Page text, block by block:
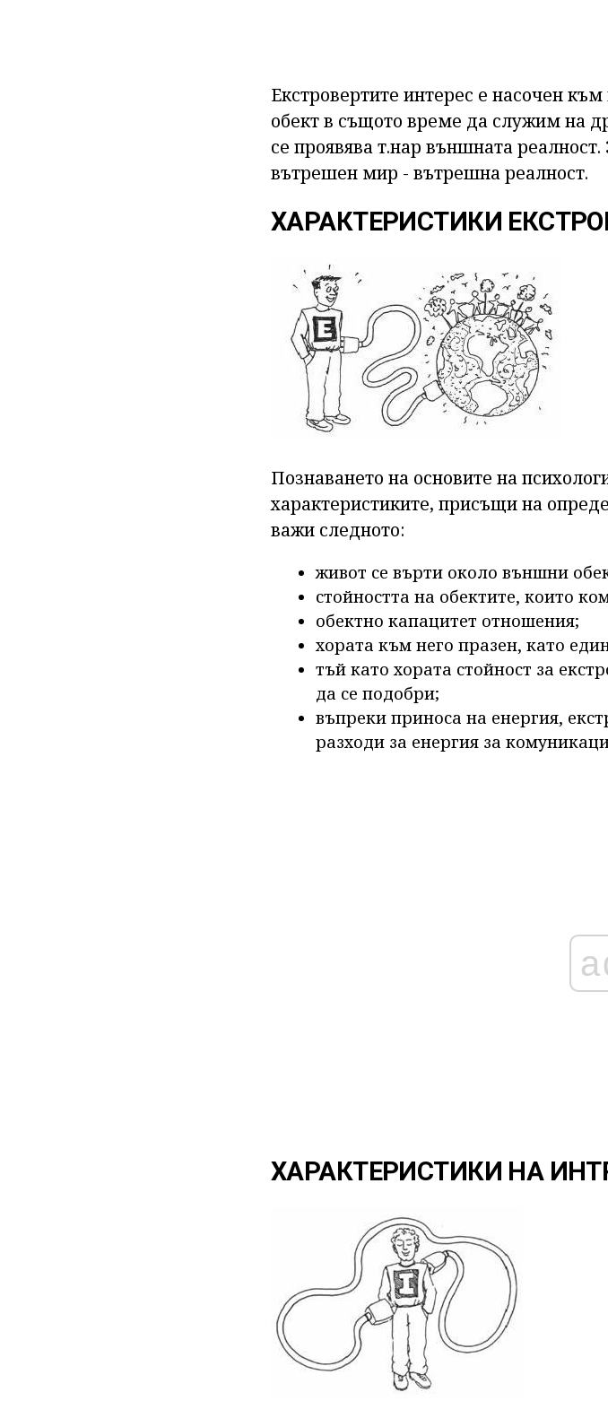
Екстровертите интерес е насочен
обект в същото време да служим на
се проявява т.нар външната
вътрешен мир - вътрешна реалност.
ХАРАКТЕРИСТИКИ
Познаването на основите на
характеристиките, присъщи на
важи следното:
живот се върти около външни
стойността на обектите, които
обектно капацитет отношения;
хората към него празен, като
тъй като хората стойност за
да се подобри;
въпреки приноса на енергия,
разходи за енергия за
ХАРАКТЕРИСТИКИ НА